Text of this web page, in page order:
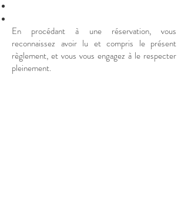
En procédant à une réservation, vous
reconnaissez avoir lu et compris le présent
règlement, et vous vous engagez à le respecter
pleinement.